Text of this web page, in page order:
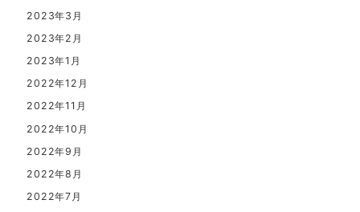
2023年3月
2023年2月
2023年1月
2022年12月
2022年11月
2022年10月
2022年9月
2022年8月
2022年7月